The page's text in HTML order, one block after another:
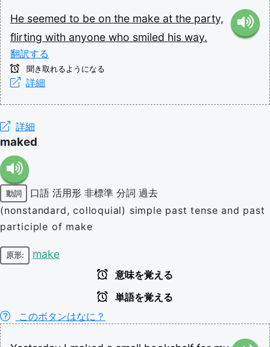
He seemed to be on the make at the party,
flirting with anyone who smiled his way.
翻訳する
聞き取れるようになる
詳細
詳細
maked
動詞 口語 活用形 非標準 分詞 過去
(nonstandard, colloquial) simple past tense and past
participle of make
原形: make
意味を覚える
単語を覚える
このボタンはなに？